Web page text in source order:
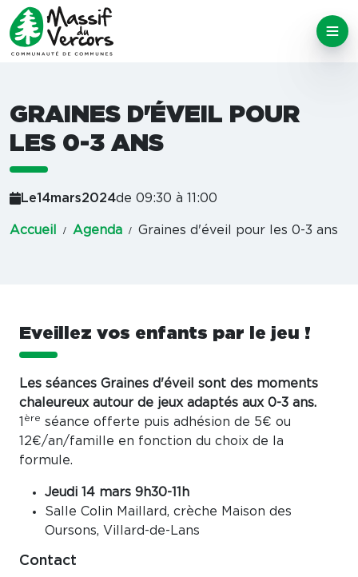
GRAINES D'ÉVEIL POUR
LES 0-3 ANS
Le14mars2024de 09:30 à 11:00
Accueil Agenda Graines d'éveil pour les 0-3 ans
Eveillez vos enfants par le jeu !
Les séances Graines d'éveil sont des moments
chaleureux autour de jeux adaptés aux 0-3 ans.
1 ère séance offerte puis adhésion de 5€ ou
12€/an/famille en fonction du choix de la
formule.
Jeudi 14 mars 9h30-11h
Salle Colin Maillard, crèche Maison des
Oursons, Villard-de-Lans
Contact